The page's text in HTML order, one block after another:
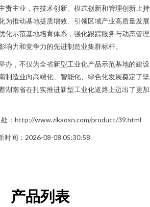
责主业，在技术创新、模式创新和管理创新上
为推动基地提质增效、引领区域产业高质量发
化示范基地培育体系，强化跟踪服务与动态管
响力和竞争力的先进制造业集群标杆。
办，不仅为全省新型工业化产品示范基地的建
制造业向高端化、智能化、绿色化发展奠定了
湖南省在扎实推进新型工业化道路上迈出了更
：http://www.zikaosn.com/product/39.html
时间：2026-08-08 05:30:58
产品列表